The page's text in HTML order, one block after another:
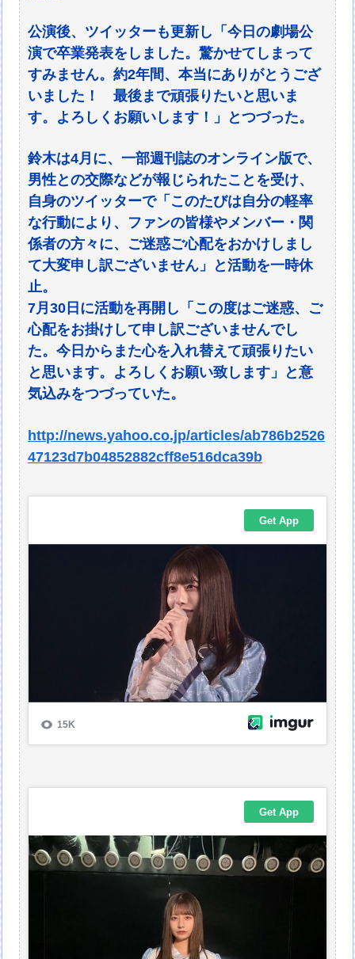
公演後、ツイッターも更新し「今日の劇場公
演で卒業発表をしました。驚かせてしまって
すみません。約2年間、本当にありがとうござ
いました！ 最後まで頑張りたいと思いま
す。よろしくお願いします！」とつづった。
鈴木は4月に、一部週刊誌のオンライン版で、
男性との交際などが報じられたことを受け、
自身のツイッターで「このたびは自分の軽率
な行動により、ファンの皆様やメンバー・関
係者の方々に、ご迷惑ご心配をおかけしまし
て大変申し訳ございません」と活動を一時休
止。
7月30日に活動を再開し「この度はご迷惑、ご
心配をお掛けして申し訳ございませんでし
た。今日からまた心を入れ替えて頑張りたい
と思います。よろしくお願い致します」と意
気込みをつづっていた。
http://news.yahoo.co.jp/articles/ab786b2526
47123d7b04852882cff8e516dca39b